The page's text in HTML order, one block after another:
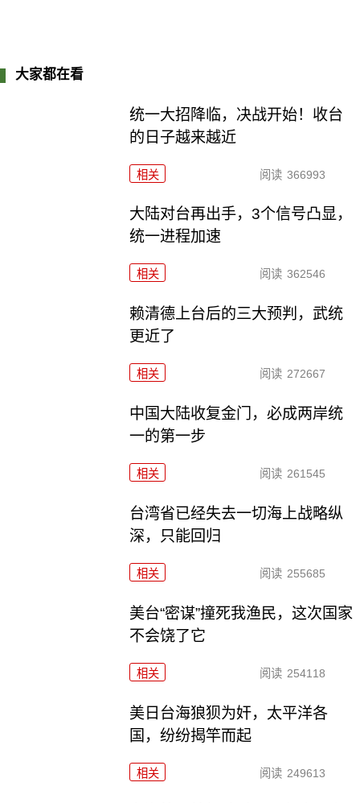
大家都在看
统一大招降临，决战开始！收台
的日子越来越近
相关 阅读 366993
大陆对台再出手，3个信号凸显，
统一进程加速
相关 阅读 362546
赖清德上台后的三大预判，武统
更近了
相关 阅读 272667
中国大陆收复金门，必成两岸统
一的第一步
相关 阅读 261545
台湾省已经失去一切海上战略纵
深，只能回归
相关 阅读 255685
美台“密谋”撞死我渔民，这次国家
不会饶了它
相关 阅读 254118
美日台海狼狈为奸，太平洋各
国，纷纷揭竿而起
相关 阅读 249613